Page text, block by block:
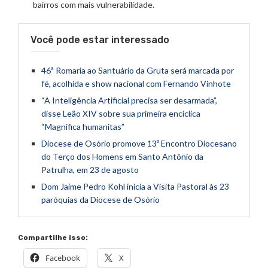
bairros com mais vulnerabilidade.
Você pode estar interessado
46ª Romaria ao Santuário da Gruta será marcada por
fé, acolhida e show nacional com Fernando Vinhote
“A Inteligência Artificial precisa ser desarmada”,
disse Leão XIV sobre sua primeira encíclica
“Magnifica humanitas”
Diocese de Osório promove 13º Encontro Diocesano
do Terço dos Homens em Santo Antônio da
Patrulha, em 23 de agosto
Dom Jaime Pedro Kohl inicia a Visita Pastoral às 23
paróquias da Diocese de Osório
Compartilhe isso:
Facebook X